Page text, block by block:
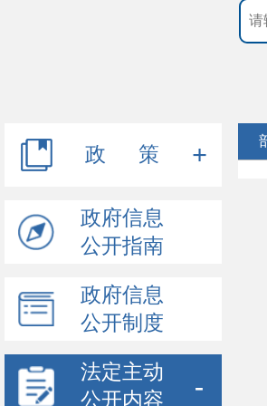
政 策
行政规范性文件
其他文件
政府信息
公开指南
政府信息
公开制度
法定主动
公开内容